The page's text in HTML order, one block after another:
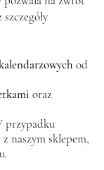
od
oraz
przypadku
naszym sklepem,